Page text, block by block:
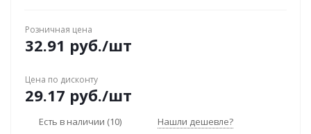
Розничная цена
32.91 руб./шт
Цена по дисконту
29.17 руб./шт
Есть в наличии (10) Нашли дешевле?